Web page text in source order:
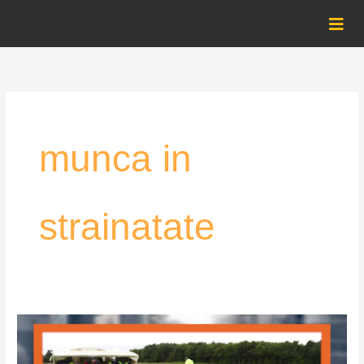
content
munca in
strainatate
Măsuri
noi